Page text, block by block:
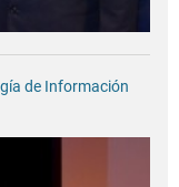
de Información